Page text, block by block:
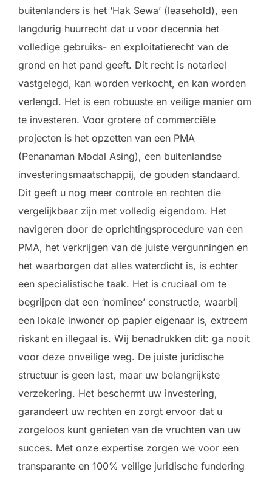
buitenlanders is het ‘Hak Sewa’ (leasehold), een
langdurig huurrecht dat u voor decennia het
volledige gebruiks- en exploitatierecht van de
grond en het pand geeft. Dit recht is notarieel
vastgelegd, kan worden verkocht, en kan worden
verlengd. Het is een robuuste en veilige manier om
te investeren. Voor grotere of commerciële
projecten is het opzetten van een PMA
(Penanaman Modal Asing), een buitenlandse
investeringsmaatschappij, de gouden standaard.
Dit geeft u nog meer controle en rechten die
vergelijkbaar zijn met volledig eigendom. Het
navigeren door de oprichtingsprocedure van een
PMA, het verkrijgen van de juiste vergunningen en
het waarborgen dat alles waterdicht is, is echter
een specialistische taak. Het is cruciaal om te
begrijpen dat een ‘nominee’ constructie, waarbij
een lokale inwoner op papier eigenaar is, extreem
riskant en illegaal is. Wij benadrukken dit: ga nooit
voor deze onveilige weg. De juiste juridische
structuur is geen last, maar uw belangrijkste
verzekering. Het beschermt uw investering,
garandeert uw rechten en zorgt ervoor dat u
zorgeloos kunt genieten van de vruchten van uw
succes. Met onze expertise zorgen we voor een
transparante en 100% veilige juridische fundering